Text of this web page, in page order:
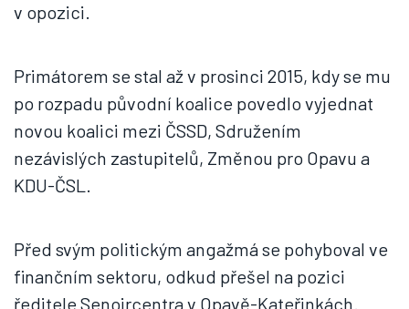
v opozici.
Primátorem se stal až v prosinci 2015, kdy se mu
po rozpadu původní koalice povedlo vyjednat
novou koalici mezi ČSSD, Sdružením
nezávislých zastupitelů, Změnou pro Opavu a
KDU-ČSL.
Před svým politickým angažmá se pohyboval ve
finančním sektoru, odkud přešel na pozici
ředitele Senoircentra v Opavě-Kateřinkách.